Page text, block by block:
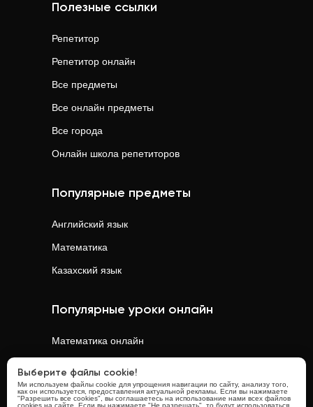
Полезные ссылки
Репетитор
Репетитор онлайн
Все предметы
Все онлайн предметы
Все города
Онлайн школа репетиторов
Популярные предметы
Английский язык
Математика
Казахский язык
Популярные уроки онлайн
Математика онлайн
Химияонлайн
Выберите файлы cookie!
Ми используем файлы cookie для упрощения навигации по сайту, анализу того,
как он используется, предоставления актуальной рекламы. Если вы нажимаете
"Разрешить все cookies", вы соглашаетесь на использование нами всех файлов
cookies на сайте. Если вы нажимаете "Не разрешать", то будут использоваться